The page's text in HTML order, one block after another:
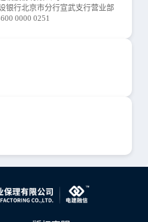
银行北京市分行宣武支行营业部
0000 0251